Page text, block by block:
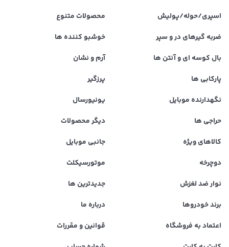
اسپری/حوله/پولیش
محصولات متنوع
ضربه گیرهای در و سپر
خوشبو کننده ها
بال کوسه ای و آنتن ها
آرم و نشان
پارکابی ها
پرزگیر
نگهدارنده موبایل
یونیورسال
حراجی ها
دیگر محصولات
کالاهای ویژه
جانبی موبایل
دوچرخه
موتورسیکلت
نوار ضد لغزش
جدیدترین ها
برند خودروها
درباره ما
اعتماد به فروشگاه
قوانین و مقررات